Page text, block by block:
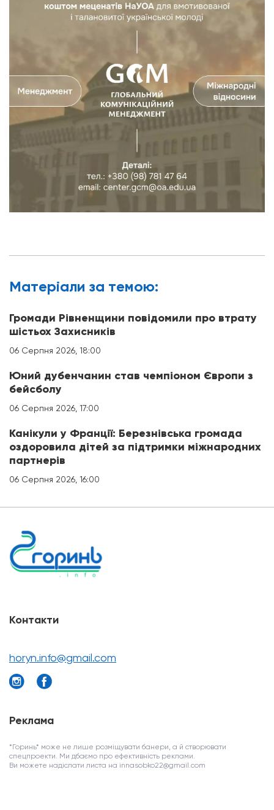
Матерiали за темою:
Громади Рівненщини повідомили про втрату
шістьох Захисників
06 Серпня 2026, 18:00
Юний дубенчанин став чемпіоном Європи з
бейсболу
06 Серпня 2026, 17:00
Канікули у Франції: Березнівська громада
оздоровила дітей за підтримки міжнародних
партнерів
06 Серпня 2026, 16:00
Контакти
horyn.info@gmail.com
Реклама
*Горинь* може не лише розміщувати банери, а й створювати
спецпроекти. Ми дбаємо про ефективність реклами.
Ви можете надіслати листа на innasobko22@gmail.com